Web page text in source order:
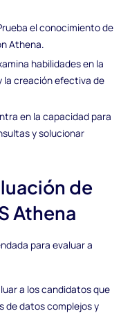
el conocimiento de
Athena.
habilidades en la
la creación efectiva de
en la capacidad para
y solucionar
de
Athena
para evaluar a
a los candidatos que
de datos complejos y